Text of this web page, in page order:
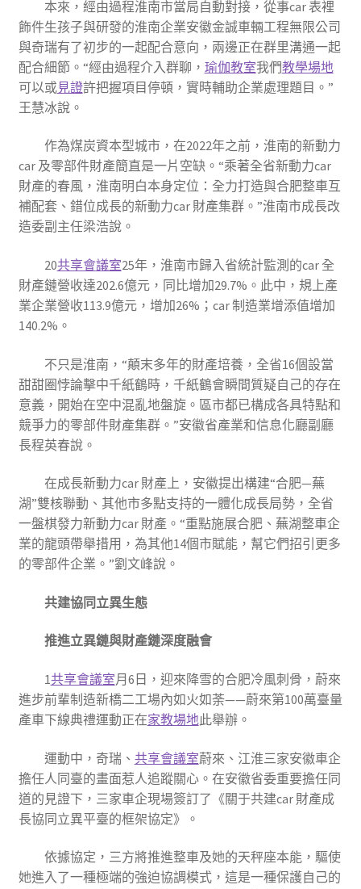
本來，經由過程淮南市當局自動對接，從事car 表裡
飾件生孩子與研發的淮南企業安徽金誠車輛工程無限公司
與奇瑞有了初步的一起配合意向，兩邊正在群里溝通一起
配合細節。“經由過程介入群聊， 瑜伽教室我們教學場地
可以或見證許把握項目停頓，實時輔助企業處理題目。”
王慧冰說。
作為煤炭資本型城市，在2022年之前，淮南的新動力
car 及零部件財產簡直是一片空缺。“乘著全省新動力car
財產的春風，淮南明白本身定位：全力打造與合肥整車互
補配套、錯位成長的新動力car 財產集群。”淮南市成長改
造委副主任梁浩說。
20共享會議室25年，淮南市歸入省統計監測的car 全
財產鏈營收達202.6億元，同比增加29.7%。此中，規上產
業企業營收113.9億元，增加26%；car 制造業增添值增加
140.2%。
不只是淮南，“顛末多年的財產培養，全省16個設當
甜甜圈悖論擊中千紙鶴時，千紙鶴會瞬間質疑自己的存在
意義，開始在空中混亂地盤旋。區市都已構成各具特點和
競爭力的零部件財產集群。”安徽省產業和信息化廳副廳
長程英春說。
在成長新動力car 財產上，安徽提出構建“合肥—蕪
湖”雙核聯動、其他市多點支持的一體化成長局勢，全省
一盤棋發力新動力car 財產。“重點施展合肥、蕪湖整車企
業的龍頭帶舉措用，為其他14個市賦能，幫它們招引更多
的零部件企業。”劉文峰說。
共建協同立異生態
推進立異鏈與財產鏈深度融會
1共享會議室月6日，迎來降雪的合肥冷風刺骨，蔚來
進步前輩制造新橋二工場內如火如荼——蔚來第100萬臺量
產車下線典禮運動正在家教場地此舉辦。
運動中，奇瑞、 共享會議室蔚來、江淮三家安徽車企
擔任人同臺的畫面惹人追蹤關心。在安徽省委重要擔任同
道的見證下，三家車企現場簽訂了《關于共建car 財產成
長協同立異平臺的框架協定》。
依據協定，三方將推進整車及她的天秤座本能，驅使
她進入了一種極端的強迫協調模式，這是一種保護自己的